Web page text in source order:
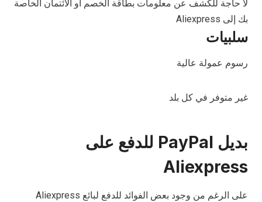
لا حاجة للكشف عن معلومات بطاقة الخصم أو الائتمان الخاصة
بك إلى Aliexpress
سلبيات
رسوم عمولة عالية
غير متوفر في كل بلد
بديل PayPal للدفع على
Aliexpress
على الرغم من وجود بعض الفوائد للدفع لبائع Aliexpress